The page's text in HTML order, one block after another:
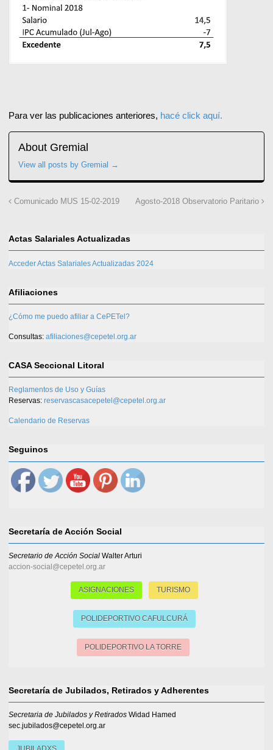
Para ver las publicaciones anteriores, hacé click aquí.
About Gremial
View all posts by Gremial →
Comunicado MUS 15-02-2019 Agosto-2018 Observatorio Paritario
Actas Salariales Actualizadas
Acceder Actas Salariales Actualizadas 2024
Afiliaciones
¿Cómo me puedo afiliar a CePETel?
Consultas: afiliaciones@cepetel.org.ar
CASA Seccional Litoral
Reglamentos de Uso y Guías
Reservas: reservascasacepetel@cepetel.org.ar
Calendario de Reservas
Seguinos
Secretaría de Acción Social
Secretario de Acción Social Walter Arturi
accion-social@cepetel.org.ar
ASIGNACIONES TURISMO
POLIDEPORTIVO CAFULCURÁ
POLIDEPORTIVO LA TORRE
Secretaría de Jubilados, Retirados y Adherentes
Secretaria de Jubilados y Retirados Widad Hamed
sec.jubilados@cepetel.org.ar